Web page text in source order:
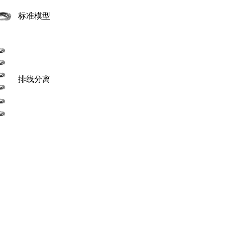
标准模型
排线分离